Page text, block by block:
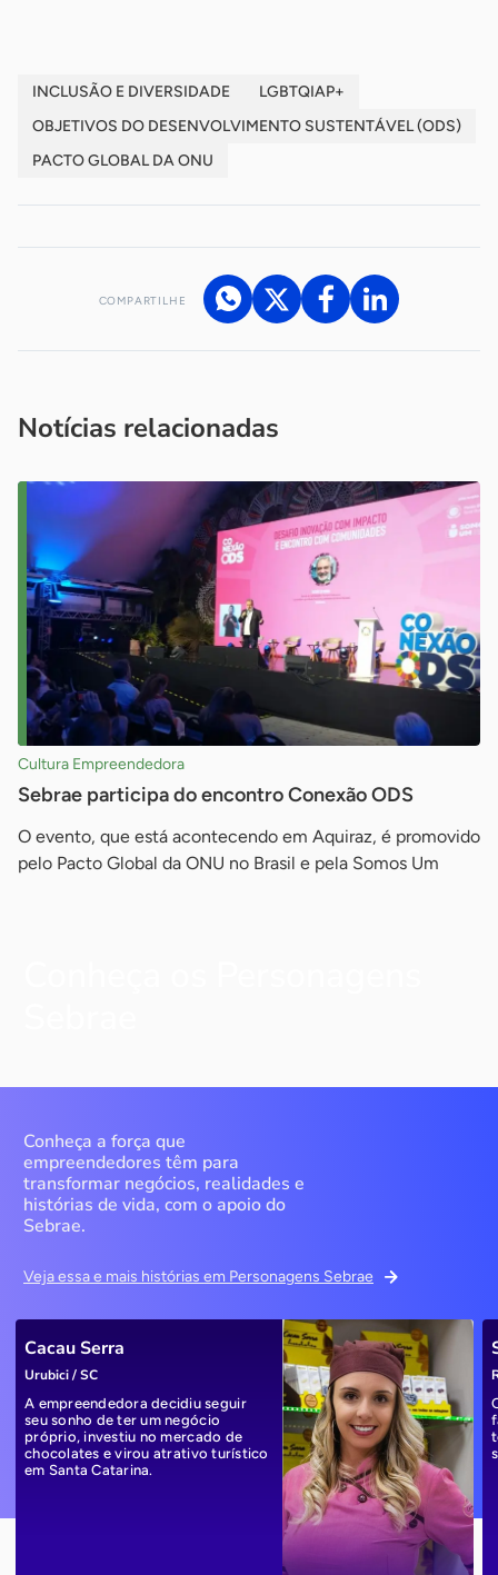
INCLUSÃO E DIVERSIDADE
LGBTQIAP+
OBJETIVOS DO DESENVOLVIMENTO SUSTENTÁVEL (ODS)
PACTO GLOBAL DA ONU
COMPARTILHE
Notícias relacionadas
Cultura Empreendedora
Sebrae participa do encontro Conexão ODS
O evento, que está acontecendo em Aquiraz, é promovido
pelo Pacto Global da ONU no Brasil e pela Somos Um
Conheça a força que
empreendedores têm para
transformar negócios, realidades e
histórias de vida, com o apoio do
Sebrae.
Veja essa e mais histórias em Personagens Sebrae
Cacau Serra
Urubici / SC
A empreendedora decidiu seguir
seu sonho de ter um negócio
próprio, investiu no mercado de
chocolates e virou atrativo turístico
em Santa Catarina.